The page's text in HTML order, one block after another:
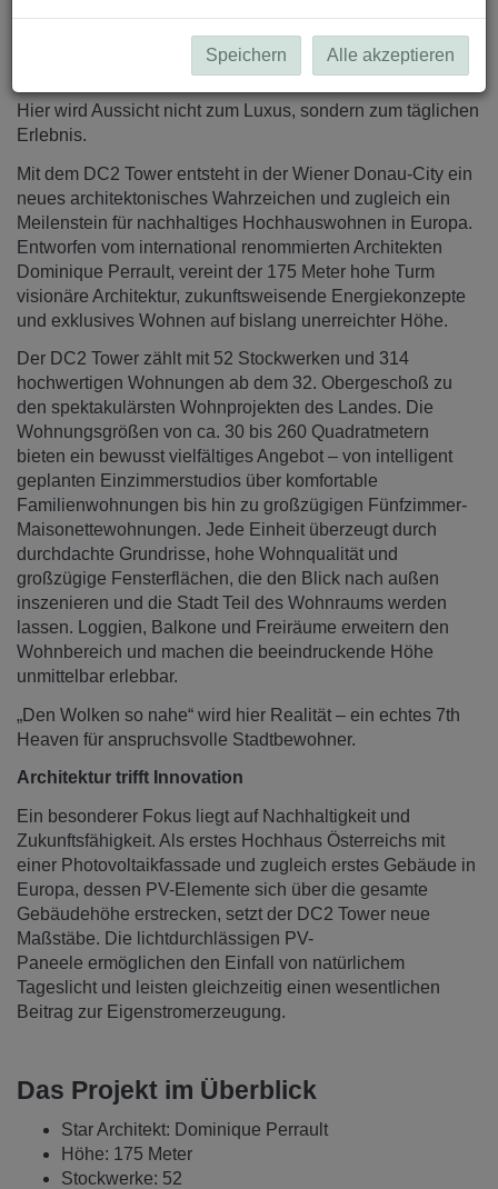
Wohnungen mit einem Panorama, das seinesgleichen
sucht: Der Blick schweift über die Skyline, folgt der Donau
– dem mächtigen „Megawasser“ der Stadt – und reicht bis
Hier wird Aussicht nicht zum Luxus, sondern zum täglichen
Erlebnis.
Mit dem DC2 Tower entsteht in der Wiener Donau-City ein
neues architektonisches Wahrzeichen und zugleich ein
Meilenstein für nachhaltiges Hochhauswohnen in Europa.
Entworfen vom international renommierten Architekten
Dominique Perrault, vereint der 175 Meter hohe Turm
visionäre Architektur, zukunftsweisende Energiekonzepte
und exklusives Wohnen auf bislang unerreichter Höhe.
Der DC2 Tower zählt mit 52 Stockwerken und 314
hochwertigen Wohnungen ab dem 32. Obergeschoß zu
den spektakulärsten Wohnprojekten des Landes. Die
Wohnungsgrößen von ca. 30 bis 260 Quadratmetern
bieten ein bewusst vielfältiges Angebot – von intelligent
geplanten Einzimmerstudios über komfortable
Familienwohnungen bis hin zu großzügigen Fünfzimmer-
Maisonettewohnungen. Jede Einheit überzeugt durch
durchdachte Grundrisse, hohe Wohnqualität und
großzügige Fensterflächen, die den Blick nach außen
inszenieren und die Stadt Teil des Wohnraums werden
lassen. Loggien, Balkone und Freiräume erweitern den
Wohnbereich und machen die beeindruckende Höhe
unmittelbar erlebbar.
„Den Wolken so nahe“ wird hier Realität – ein echtes 7th
Heaven für anspruchsvolle Stadtbewohner.
Architektur trifft Innovation
Ein besonderer Fokus liegt auf Nachhaltigkeit und
Zukunftsfähigkeit. Als erstes Hochhaus Österreichs mit
einer Photovoltaikfassade und zugleich erstes Gebäude in
Europa, dessen PV-Elemente sich über die gesamte
Gebäudehöhe erstrecken, setzt der DC2 Tower neue
Maßstäbe. Die lichtdurchlässigen PV-
Paneele ermöglichen den Einfall von natürlichem
Tageslicht und leisten gleichzeitig einen wesentlichen
Beitrag zur Eigenstromerzeugung.
Das Projekt im Überblick
Star Architekt: Dominique Perrault
Höhe: 175 Meter
Stockwerke: 52
Speichern Alle akzeptieren